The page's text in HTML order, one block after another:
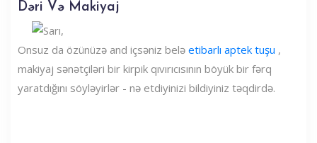
Dəri Və Makiyaj
Onsuz da özünüzə and içsəniz belə etibarlı aptek tuşu ,
makiyaj sənətçiləri bir kirpik qıvırıcısının böyük bir fərq
yaratdığını söyləyirlər - nə etdiyinizi bildiyiniz təqdirdə.